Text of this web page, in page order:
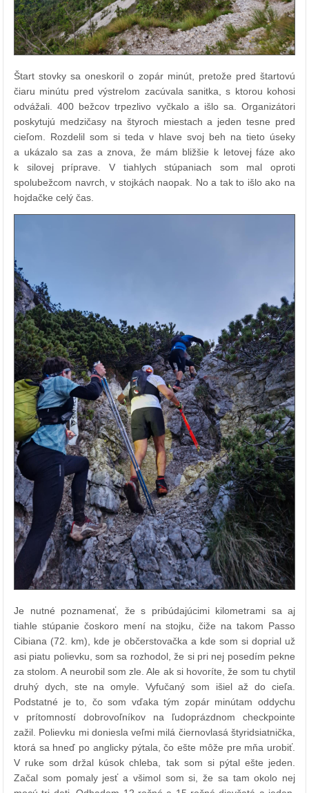
Štart stovky sa oneskoril o zopár minút, pretože pred štartovú
čiaru minútu pred výstrelom zacúvala sanitka, s ktorou kohosi
odvážali. 400 bežcov trpezlivo vyčkalo a išlo sa. Organizátori
poskytujú medzičasy na štyroch miestach a jeden tesne pred
cieľom. Rozdelil som si teda v hlave svoj beh na tieto úseky
a ukázalo sa zas a znova, že mám bližšie k letovej fáze ako
k silovej príprave. V tiahlych stúpaniach som mal oproti
spolubežcom navrch, v stojkách naopak. No a tak to išlo ako na
hojdačke celý čas.
Je nutné poznamenať, že s pribúdajúcimi kilometrami sa aj
tiahle stúpanie čoskoro mení na stojku, čiže na takom Passo
Cibiana (72. km), kde je občerstovačka a kde som si doprial už
asi piatu polievku, som sa rozhodol, že si pri nej posedím pekne
za stolom. A neurobil som zle. Ale ak si hovoríte, že som tu chytil
druhý dych, ste na omyle. Vyfučaný som išiel až do cieľa.
Podstatné je to, čo som vďaka tým zopár minútam oddychu
v prítomností dobrovoľníkov na ľudoprázdnom checkpointe
zažil. Polievku mi doniesla veľmi milá čiernovlasá štyridsiatnička,
ktorá sa hneď po anglicky pýtala, čo ešte môže pre mňa urobiť.
V ruke som držal kúsok chleba, tak som si pýtal ešte jeden.
Začal som pomaly jesť a všimol som si, že sa tam okolo nej